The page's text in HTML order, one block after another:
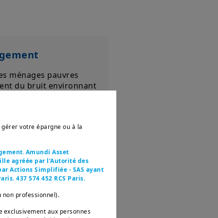
votre épargne ou à la
Amundi Asset
agréée par l’Autorité des
Actions Simplifiée - SAS ayant
437 574 452 RCS Paris.
non professionnel).
exclusivement aux personnes
ménages pauvres
du bruit environnant
les personnes au-